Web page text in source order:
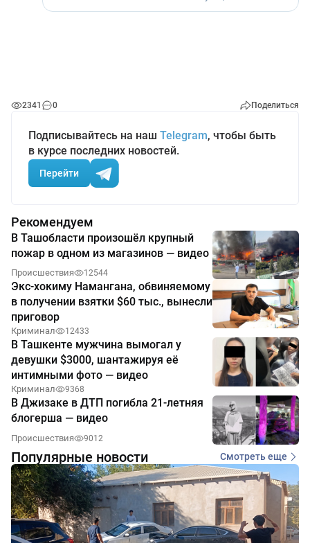
2341 0 Поделиться
Подписывайтесь на наш Telegram, чтобы быть
в курсе последних новостей.
Перейти
Рекомендуем
В Ташобласти произошёл крупный
пожар в одном из магазинов — видео
Происшествия 12544
Экс-хокиму Намангана, обвиняемому
в получении взятки $60 тыс., вынесли
приговор
Криминал 12433
В Ташкенте мужчина вымогал у
девушки $3000, шантажируя её
интимными фото — видео
Криминал 9368
В Джизаке в ДТП погибла 21-летняя
блогерша — видео
Происшествия 9012
Популярные новости Смотреть еще